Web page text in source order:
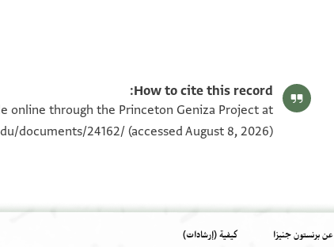
How to cite this record:
online through the Princeton Geniza Project at
documents/24162/ (accessed August 8, 2026).
عن برنستون جنيزا كيفية (إرشادات)